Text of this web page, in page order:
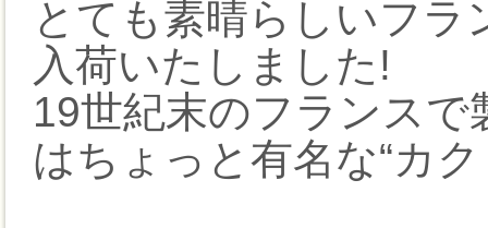
とても素晴らしいフ
入荷いたしました!
19世紀末のフランス
はちょっと有名な“カ